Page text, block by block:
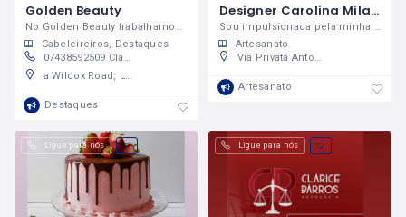
Golden Beauty
No Golden Beauty trabalhamos com todos os tipos de cabelos!
Cabeleireiros
Destaques
07438592509 Cláudia; ou 07465196886 Sol
a Wilcox Road, Lambeth, London, SW8 2UX, United Kingdom
Destaques
Designer Carolina Milanez
Sou impulsionada pela minha paixão pela moda
Artesanato
Via Privata Antonio Meucci 2, 20128 Milano Milan, Italy
Artesanato
Ligue para nós Ligue para nós